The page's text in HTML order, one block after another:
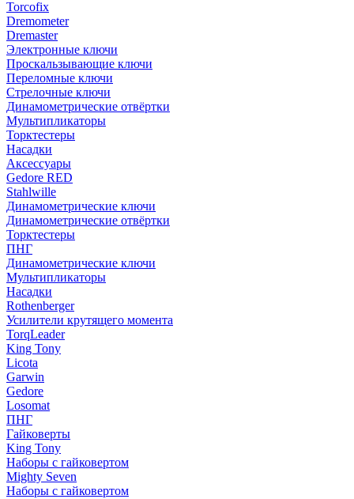
Torcofix
Dremometer
Dremaster
Электронные ключи
Проскальзывающие ключи
Переломные ключи
Стрелочные ключи
Динамометрические отвёртки
Мультипликаторы
Торктестеры
Насадки
Аксессуары
Gedore RED
Stahlwille
Динамометрические ключи
Динамометрические отвёртки
Торктестеры
ПНГ
Динамометрические ключи
Мультипликаторы
Насадки
Rothenberger
Усилители крутящего момента
TorqLeader
King Tony
Licota
Garwin
Gedore
Losomat
ПНГ
Гайковерты
King Tony
Наборы с гайковертом
Mighty Seven
Наборы с гайковертом